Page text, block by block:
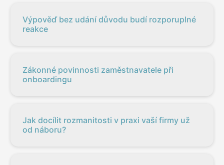
Výpověď bez udání důvodu budí rozporuplné
reakce
Zákonné povinnosti zaměstnavatele při
onboardingu
Jak docílit rozmanitosti v praxi vaší firmy už
od náboru?